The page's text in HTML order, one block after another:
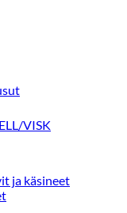
ja käsineet
VISK